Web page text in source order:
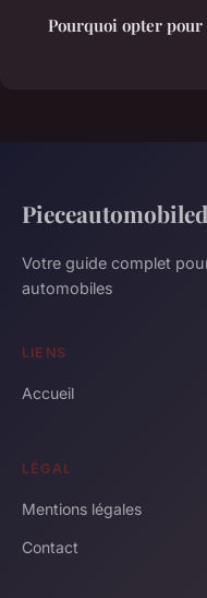
Pourquoi opter
Votre guide complet
automobiles
LIENS
Accueil
LÉGAL
Mentions légales
Contact